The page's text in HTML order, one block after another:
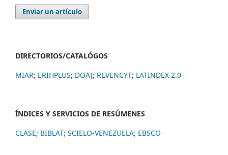
Enviar un artículo
DIRECTORIOS/CATALÓGOS
MIAR; ERIHPLUS; DOAJ; REVENCYT; LATINDEX 2.0
ÍNDICES Y SERVICIOS DE RESÚMENES
CLASE; BIBLAT; SCIELO-VENEZUELA; EBSCO